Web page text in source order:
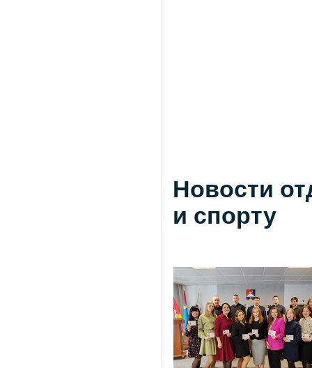
Новости
и спорту